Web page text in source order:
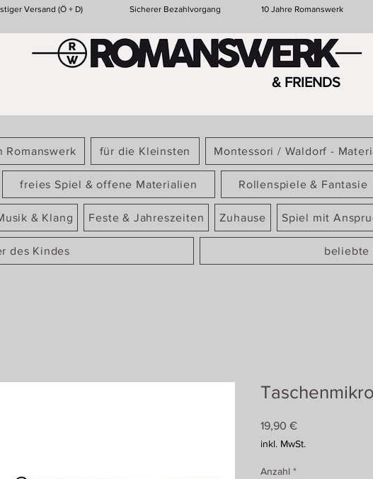
Versand (Ö + D) Sicherer Bezahlvorgang 10 Jahre Romanswerk
& FRIENDS
Romanswerk für die Kleinsten Montessori / Waldorf -
freies Spiel & offene Materialien Rollenspiele & Fantasie
& Klang Feste & Jahreszeiten Zuhause Spiel mit
des Kindes beliebte
19,90 €Preis
inkl. MwSt.
Anzahl *